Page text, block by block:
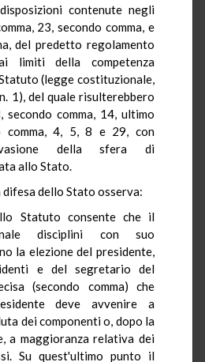
contenute negli
23, secondo comma, e
del predetto regolamento
limiti della competenza
(legge costituzionale,
1), del quale risulterebbero
comma, 14, ultimo
comma, 4, 5, 8 e 29, con
della sfera di
allo Stato.
dello Stato osserva:
Statuto consente che il
disciplini con suo
la elezione del presidente,
e del segretario del
(secondo comma) che
deve avvenire a
dei componenti o, dopo la
a maggioranza relativa dei
Su quest'ultimo punto il